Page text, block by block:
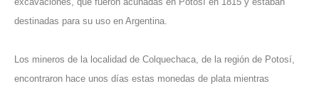
destinadas para su uso en Argentina.
Los mineros de la localidad de Colquechaca, de la región de Potosí,
encontraron hace unos días estas monedas de plata mientras